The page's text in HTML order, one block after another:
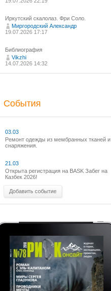
Иркутский скалолаз. Фри Соло.
Миргородский Александр
19.07.2026 17:17
Библиография
Vikzhi
14.07.2026 14:32
События
03.03
Ремонт одежды из мембранных тканей и
снаряжения.
21.03
Открыта регистрация на BASK Забег на
Казбек 2026!
Добавить событие